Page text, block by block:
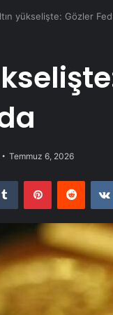
yükselişte: Gözler Fed
Temmuz 6, 2026
Tumblr PinterestReddit